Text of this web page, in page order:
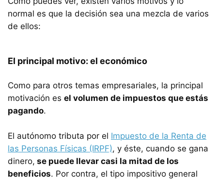
normal es que la decisión sea una mezcla de varios
de ellos:
El principal motivo: el económico
Como para otros temas empresariales, la principal
motivación es el volumen de impuestos que estás
pagando.
El autónomo tributa por el Impuesto de la Renta de
las Personas Físicas (IRPF), y éste, cuando se gana
dinero, se puede llevar casi la mitad de los
beneficios. Por contra, el tipo impositivo general